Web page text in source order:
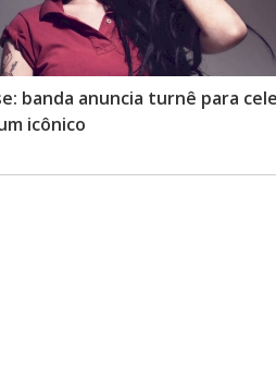
banda anuncia turnê para
icônico